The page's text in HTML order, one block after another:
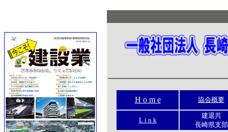
H o m e 協会概要
L i n k
建退共
長崎県支部